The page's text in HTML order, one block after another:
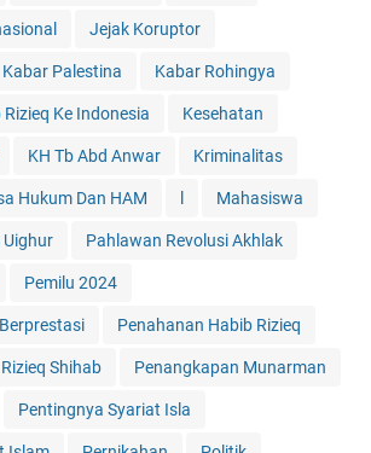
Jejak Koruptor
Kabar Palestina Kabar Rohingya
Ke Indonesia Kesehatan
KH Tb Abd Anwar Kriminalitas
Hukum Dan HAM Mahasiswa
Uighur Pahlawan Revolusi Akhlak
Pemilu 2024
Penahanan Habib Rizieq
Shihab Penangkapan Munarman
Pentingnya Syariat Isla